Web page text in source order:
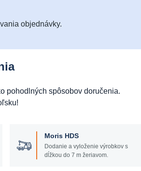
objednávky.
pohodlných spôsobov doručenia.
Moris HDS
Dodanie a vyloženie výrobkov s
dĺžkou do 7 m žeriavom.